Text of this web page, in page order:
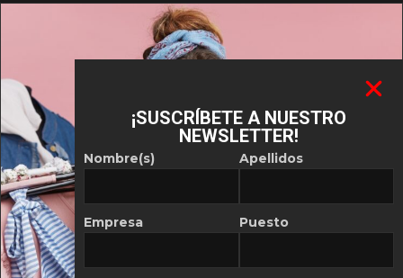
¡SUSCRÍBETE A NUESTRO
NEWSLETTER!
Nombre(s)
Empresa
Apellidos
Puesto